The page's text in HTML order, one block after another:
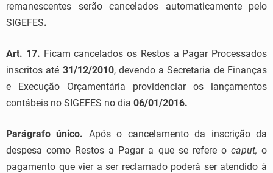
remanescentes serão cancelados automaticamente pelo
SIGEFES.
Art. 17. Ficam cancelados os Restos a Pagar Processados
inscritos até 31/12/2010, devendo a Secretaria de Finanças
e Execução Orçamentária providenciar os lançamentos
contábeis no SIGEFES no dia 06/01/2016.
Parágrafo único. Após o cancelamento da inscrição da
despesa como Restos a Pagar a que se refere o caput,o
pagamento que vier a ser reclamado poderá ser atendido à